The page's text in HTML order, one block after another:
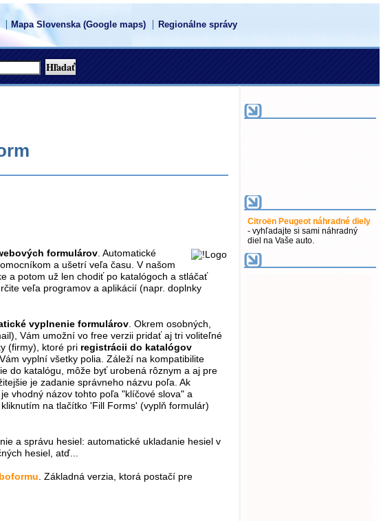
Mapa Slovenska (Google maps) Regionálne správy
formulárov. Automatické
a ušetrí veľa času. V našom
a potom už len chodiť po katalógoch a stláčať
veľa programov a aplikácií (napr. doplnky
vyplnenie formulárov . Okrem osobných,
Vám umožní vo free verzii pridať aj tri voliteľné
(firmy), ktoré pri registrácii do katalógov
vyplní všetky polia. Záleží na kompatibilite
do katalógu, môže byť urobená rôznym a aj pre
je zadanie správneho názvu poľa. Ak
vhodný názov tohto poľa "klíčové slova" a
na tlačítko 'Fill Forms' (vyplň formulár)
a správu hesiel: automatické ukladanie hesiel v
hesiel, atď...
. Základná verzia, ktorá postačí pre
Citroën Peugeot náhradné diely
- vyhľadajte si sami náhradný
diel na Vaše auto.